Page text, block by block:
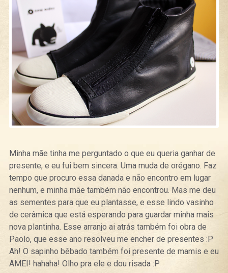
Minha mãe tinha me perguntado o que eu queria ganhar de
presente, e eu fui bem sincera. Uma muda de orégano. Faz
tempo que procuro essa danada e não encontro em lugar
nenhum, e minha mãe também não encontrou. Mas me deu
as sementes para que eu plantasse, e esse lindo vasinho
de cerâmica que está esperando para guardar minha mais
nova plantinha. Esse arranjo ai atrás também foi obra de
Paolo, que esse ano resolveu me encher de presentes :P
Ah! O sapinho bêbado também foi presente de mamis e eu
AMEI! hahaha! Olho pra ele e dou risada :P